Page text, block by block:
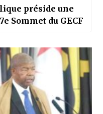
préside une
Sommet du GECF